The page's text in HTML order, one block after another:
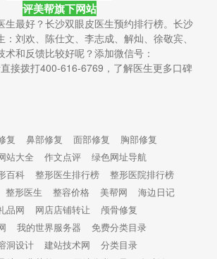
评美帮旗下网站
生最好？长沙双眼皮医生预约排行榜。长沙
刘欢、陈仕文、李志成、解灿、徐敬宾、
和反馈比较好呢？添加微信号：
接拨打400-616-6769，了解医生更多口碑
复 鼻部修复 面部修复
胸部修复
站大全 作文点评
绿色网址导航
百科 整形医生排行榜
整形医院排行榜
整形医生 整容价格 美帮网
海边日记
品网 网店店铺转让
颅骨修复
我的世界服务器
免费分类目录
洞设计 建站技术网
分类目录